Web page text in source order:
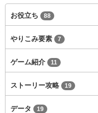
お役立ち 88
やりこみ要素 7
ゲーム紹介 11
ストーリー攻略 19
データ 19